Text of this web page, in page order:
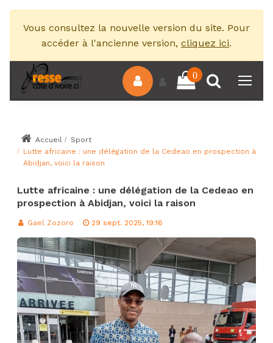
Vous consultez la nouvelle version du site. Pour
accéder à l'ancienne version, cliquez ici.
0
Accueil
Sport
Lutte africaine : une délégation de la Cedeao en prospection à
Abidjan, voici la raison
Lutte africaine : une délégation de la Cedeao en
prospection à Abidjan, voici la raison
Gael Zozoro 29 sept. 2025, 19:16